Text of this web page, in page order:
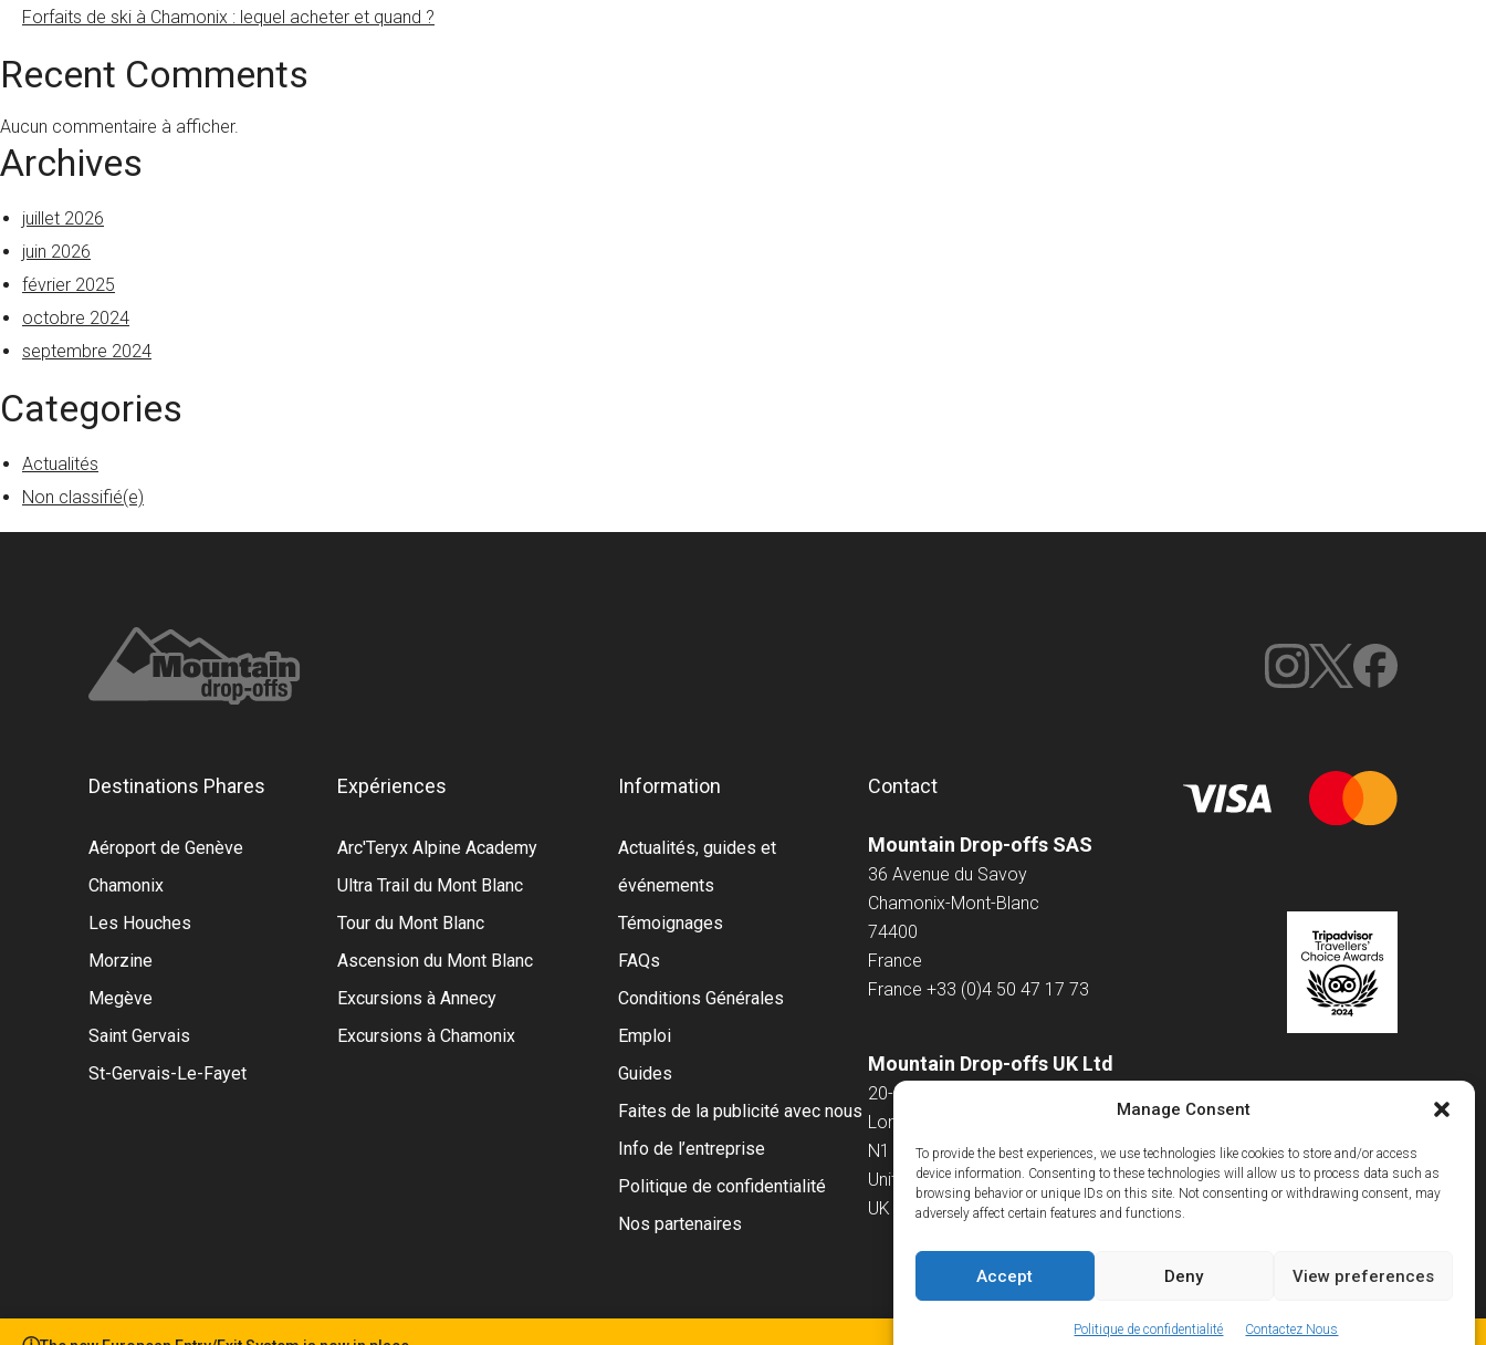
Manage Consent
To provide the best experiences, we use technologies like cookies to store and/or access
device information. Consenting to these technologies will allow us to process data such as
browsing behavior or unique IDs on this site. Not consenting or withdrawing consent, may
adversely affect certain features and functions.
Accept Deny View preferences
Politique de confidentialité Contactez Nous
Forfaits de ski à Chamonix : lequel acheter et quand ?
Recent Comments
Aucun commentaire à afficher.
Archives
juillet 2026
juin 2026
février 2025
octobre 2024
septembre 2024
Categories
Actualités
Non classifié(e)
Destinations Phares
Aéroport de Genève
Chamonix
Les Houches
Morzine
Megève
Saint Gervais
St-Gervais-Le-Fayet
Expériences
Arc'Teryx Alpine Academy
Ultra Trail du Mont Blanc
Tour du Mont Blanc
Ascension du Mont Blanc
Excursions à Annecy
Excursions à Chamonix
Information
Actualités, guides et
événements
Témoignages
FAQs
Conditions Générales
Emploi
Guides
Faites de la publicité avec nous
Info de l’entreprise
Politique de confidentialité
Nos partenaires
Contact
Mountain Drop-offs SAS
36 Avenue du Savoy
Chamonix-Mont-Blanc
74400
France
France+33 (0)4 50 47 17 73
Mountain Drop-offs UK Ltd
20-22 Wenlock Road
London
N1 7GU
United Kingdom
UK
+44 (0)207 043 4874